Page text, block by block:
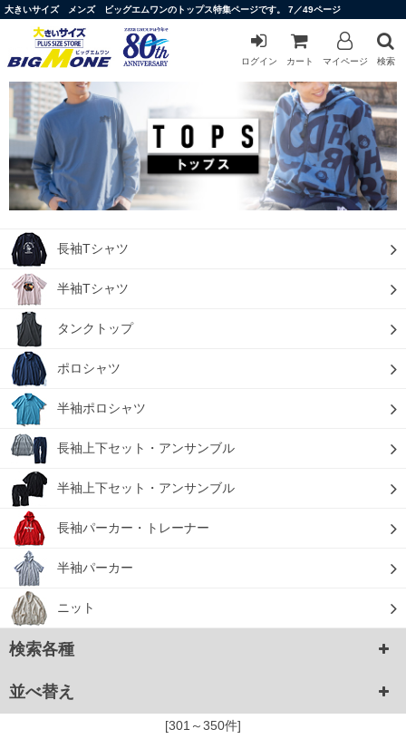
大きいサイズ メンズ ビッグエムワンのトップス特集ページです。 7／49ページ
ログイン カート マイページ 検索
長袖Tシャツ
半袖Tシャツ
タンクトップ
ポロシャツ
半袖ポロシャツ
長袖上下セット・アンサンブル
半袖上下セット・アンサンブル
長袖パーカー・トレーナー
半袖パーカー
ニット
検索各種
並べ替え
[301～350件]